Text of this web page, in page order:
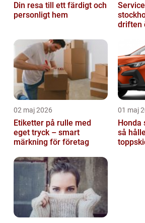
Din resa till ett färdigt och
personligt hem
stockholm så
driften
02 maj 2026
Etiketter på rulle med
eget tryck – smart
märkning för företag
01 maj
Honda
så